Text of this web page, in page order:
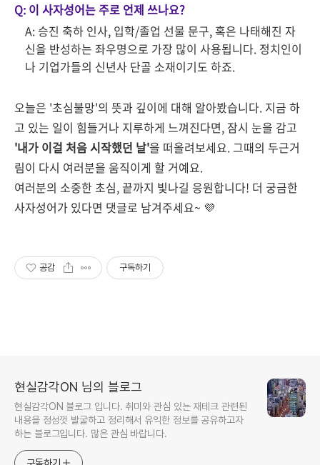
Q: 이 사자성어는 주로 언제 쓰나요?
A: 승진 축하 인사, 입학/졸업 선물 문구, 혹은 나태해진 자
신을 반성하는 좌우명으로 가장 많이 사용됩니다. 정치인이
나 기업가들의 신년사 단골 소재이기도 하죠.
오늘은 '초심불망'의 뜻과 깊이에 대해 알아봤습니다. 지금 하
고 있는 일이 힘들거나 지루하게 느껴진다면, 잠시 눈을 감고
'내가 이걸 처음 시작했던 날'을 떠올려보세요. 그때의 두근거
림이 다시 여러분을 움직이게 할 거예요.
여러분의 소중한 초심, 끝까지 빛나길 응원합니다! 더 궁금한
사자성어가 있다면 댓글로 남겨주세요~ 💜
공감 구독하기
현실감각ON 님의 블로그
현실감각ON 블로그 입니다. 취미와 관심 있는 재테크 관련된
내용을 정성껏 발굴하고 정리해서 유익한 정보를 공유하고자
하는 블로그입니다. 많은 관심 바랍니다.